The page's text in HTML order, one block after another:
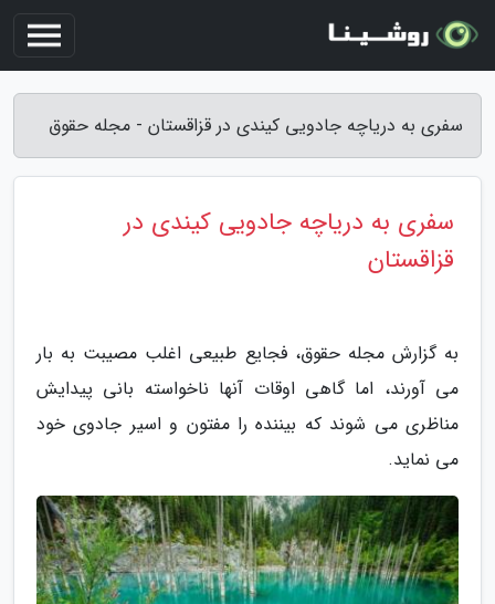
سفری به دریاچه جادویی کیندی در قزاقستان - مجله حقوق
سفری به دریاچه جادویی کیندی در
قزاقستان
به گزارش مجله حقوق، فجایع طبیعی اغلب مصیبت به بار
می آورند، اما گاهی اوقات آنها ناخواسته بانی پیدایش
مناظری می شوند که بیننده را مفتون و اسیر جادوی خود
می نماید.